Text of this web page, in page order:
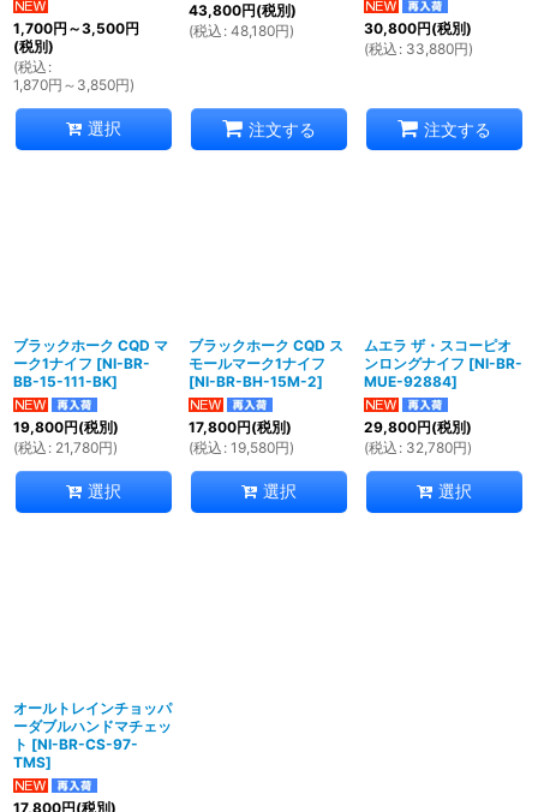
1,700円 ～3,500円
(税別)
(税込 :
1,870円 ～3,850円)
選択
43,800円(税別)
(税込 : 48,180円)
注文する
30,800円(税別)
(税込 : 33,880円)
注文する
ブラックホーク CQD マ
ーク1ナイフ [NI-BR-
BB-15-111-BK]
19,800円(税別)
(税込 : 21,780円)
選択
ブラックホーク CQD ス
モールマーク1ナイフ
[NI-BR-BH-15M-2]
17,800円(税別)
(税込 : 19,580円)
選択
ムエラ ザ・スコーピオ
ンロングナイフ [NI-BR-
MUE-92884]
29,800円(税別)
(税込 : 32,780円)
選択
オールトレインチョッパ
ーダブルハンドマチェッ
ト [NI-BR-CS-97-
TMS]
17,800円(税別)